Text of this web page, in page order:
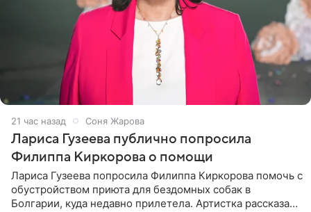
21 час назад Соня Жарова
Лариса Гузеева публично попросила
Филиппа Киркорова о помощи
Лариса Гузеева попросила Филиппа Киркорова помочь с
обустройством приюта для бездомных собак в
Болгарии, куда недавно прилетела. Артистка рассказала